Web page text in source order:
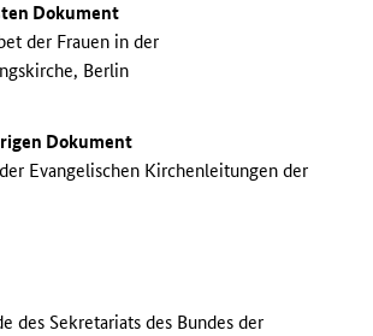
Dokument
der Frauen in der
Berlin
Dokument
Evangelischen Kirchenleitungen der
des Sekretariats des Bundes der